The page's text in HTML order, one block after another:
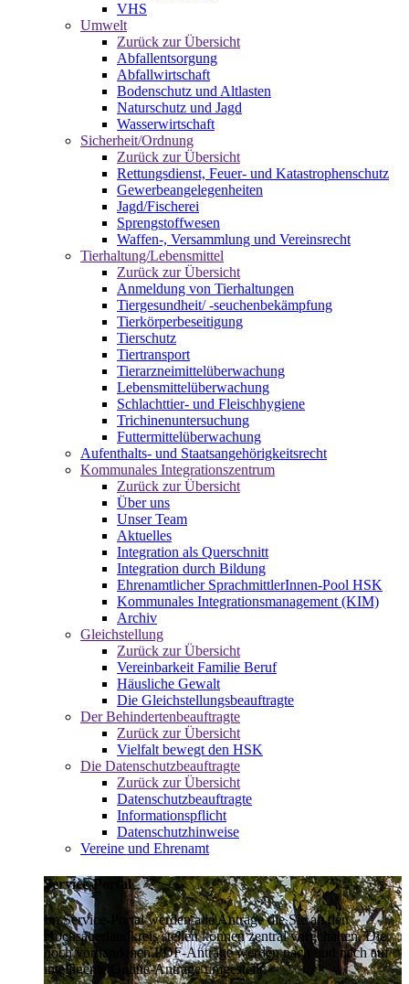
VHS
Umwelt
Zurück zur Übersicht
Abfallentsorgung
Abfallwirtschaft
Bodenschutz und Altlasten
Naturschutz und Jagd
Wasserwirtschaft
Sicherheit/Ordnung
Zurück zur Übersicht
Rettungsdienst, Feuer- und Katastrophenschutz
Gewerbeangelegenheiten
Jagd/Fischerei
Sprengstoffwesen
Waffen-, Versammlung und Vereinsrecht
Tierhaltung/Lebensmittel
Zurück zur Übersicht
Anmeldung von Tierhaltungen
Tiergesundheit/ -seuchenbekämpfung
Tierkörperbeseitigung
Tierschutz
Tiertransport
Tierarzneimittelüberwachung
Lebensmittelüberwachung
Schlachttier- und Fleischhygiene
Trichinenuntersuchung
Futtermittelüberwachung
Aufenthalts- und Staatsangehörigkeitsrecht
Kommunales Integrationszentrum
Zurück zur Übersicht
Über uns
Unser Team
Aktuelles
Integration als Querschnitt
Integration durch Bildung
Ehrenamtlicher SprachmittlerInnen-Pool HSK
Kommunales Integrationsmanagement (KIM)
Archiv
Gleichstellung
Zurück zur Übersicht
Vereinbarkeit Familie Beruf
Häusliche Gewalt
Die Gleichstellungsbeauftragte
Der Behindertenbeauftragte
Zurück zur Übersicht
Vielfalt bewegt den HSK
Die Datenschutzbeauftragte
Zurück zur Übersicht
Datenschutzbeauftragte
Informationspflicht
Datenschutzhinweise
Vereine und Ehrenamt
Service-Portal
Im Service-Portal werden alle Anträge die Sie an den
Hochsauerlandkreis stellen können zentral vorgehalten. Die
noch vorhandenen PDF-Anträge werden nach und nach auf
intelligente Online-Anträge umgestellt.